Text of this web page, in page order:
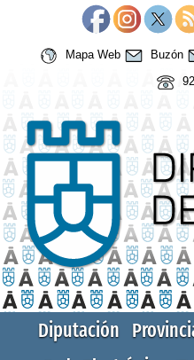
Mapa Web Buzón
Diputación